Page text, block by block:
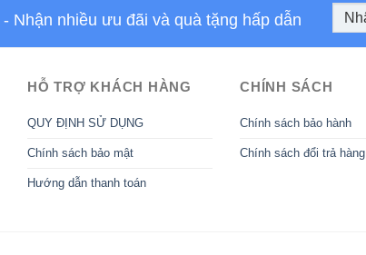
- Nhận nhiều ưu đãi và quà tặng hấp dẫn
HỖ TRỢ KHÁCH HÀNG
QUY ĐỊNH SỬ DỤNG
Chính sách bảo mật
Hướng dẫn thanh toán
CHÍNH SÁCH
Chính sách bảo hành
Chính sách đổi trả hàng